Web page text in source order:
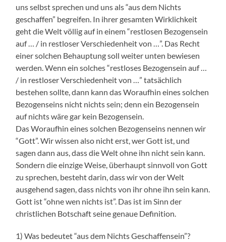
uns selbst sprechen und uns als “aus dem Nichts
geschaffen” begreifen. In ihrer gesamten Wirklichkeit
geht die Welt völlig auf in einem “restlosen Bezogensein
auf … / in restloser Verschiedenheit von …”. Das Recht
einer solchen Behauptung soll weiter unten bewiesen
werden. Wenn ein solches “restloses Bezogensein auf …
/ in restloser Verschiedenheit von …” tatsächlich
bestehen sollte, dann kann das Woraufhin eines solchen
Bezogenseins nicht nichts sein; denn ein Bezogensein
auf nichts wäre gar kein Bezogensein.
Das Woraufhin eines solchen Bezogenseins nennen wir
“Gott”. Wir wissen also nicht erst, wer Gott ist, und
sagen dann aus, dass die Welt ohne ihn nicht sein kann.
Sondern die einzige Weise, überhaupt sinnvoll von Gott
zu sprechen, besteht darin, dass wir von der Welt
ausgehend sagen, dass nichts von ihr ohne ihn sein kann.
Gott ist “ohne wen nichts ist”. Das ist im Sinn der
christlichen Botschaft seine genaue Definition.
1) Was bedeutet “aus dem Nichts Geschaffensein”?